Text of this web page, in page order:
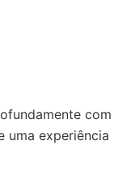
com
uma experiência